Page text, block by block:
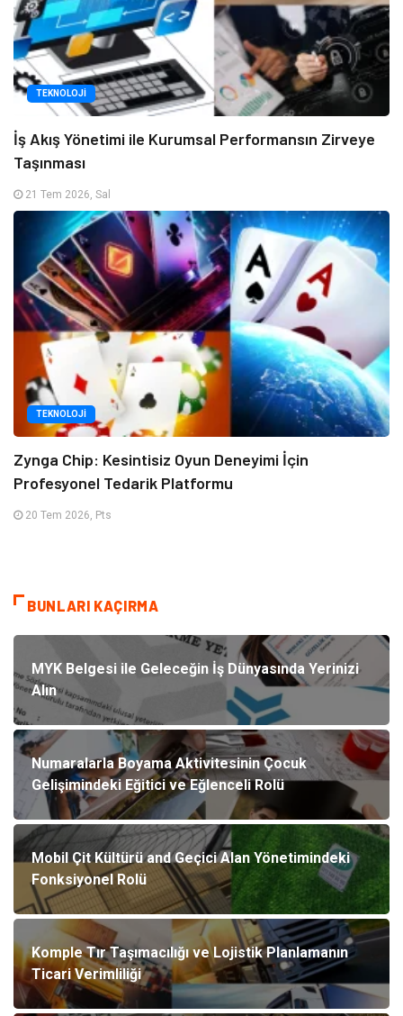
TEKNOLOJI
İş Akış Yönetimi ile Kurumsal Performansın Zirveye
Taşınması
21 Tem 2026, Sal
TEKNOLOJI
Zynga Chip: Kesintisiz Oyun Deneyimi İçin
Profesyonel Tedarik Platformu
20 Tem 2026, Pts
BUNLARI KAÇIRMA
MYK Belgesi ile Geleceğin İş Dünyasında Yerinizi
Alın
Numaralarla Boyama Aktivitesinin Çocuk
Gelişimindeki Eğitici ve Eğlenceli Rolü
Mobil Çit Kültürü and Geçici Alan Yönetimindeki
Fonksiyonel Rolü
Komple Tır Taşımacılığı ve Lojistik Planlamanın
Ticari Verimliliği